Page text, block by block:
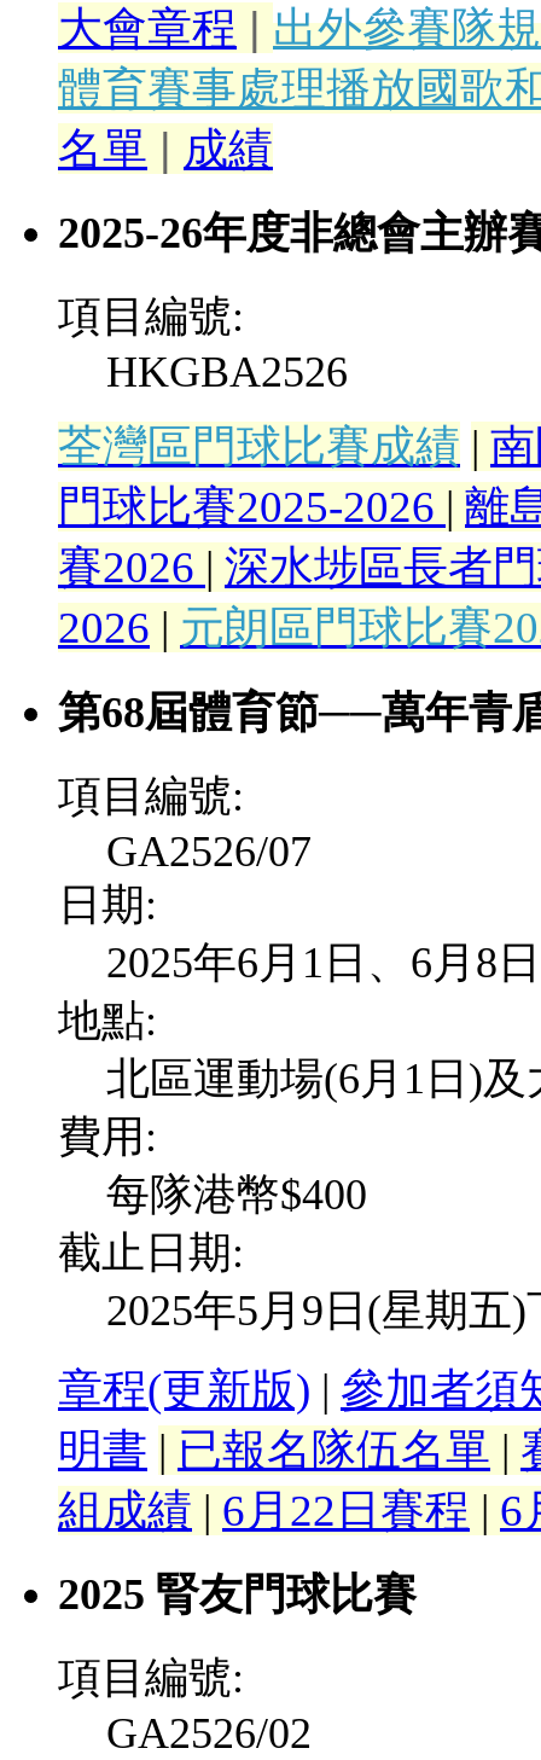
大會章程 | 出外參賽隊
體育賽事處理播放國歌
名單 | 成績
2025-26年度非總會主辦
項目編號:
HKGBA2526
荃灣區門球比賽成績 |
門球比賽2025-2026 | 離
賽2026 | 深水埗區長者
2026 | 元朗區門球比賽
第68屆體育節──萬年青
項目編號:
GA2526/07
日期:
2025年6月1日、6月8
地點:
北區運動場(6月1日)
費用:
每隊港幣$400
截止日期:
2025年5月9日(星期五
章程(更新版) | 參加者須
明書 | 已報名隊伍名單 |
組成績 | 6月22日賽程 | 6
2025 腎友門球比賽
項目編號:
GA2526/02